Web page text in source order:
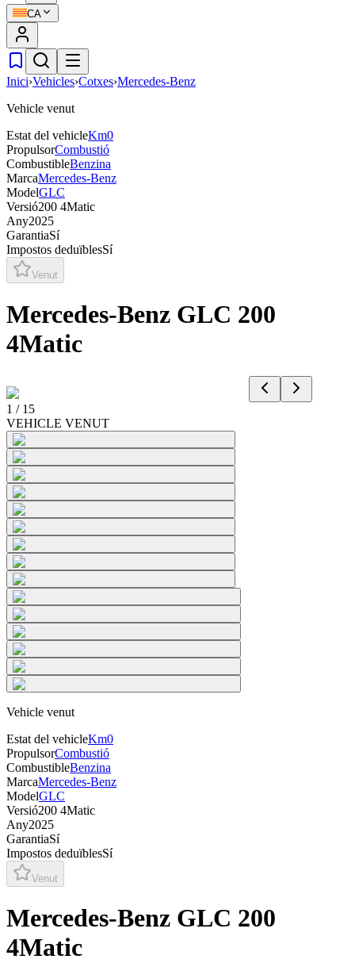
CA
Inici›Vehicles›Cotxes›Mercedes-Benz
Vehicle venut
Estat del vehicleKm0
PropulsorCombustió
CombustibleBenzina
MarcaMercedes-Benz
ModelGLC
Versió200 4Matic
Any2025
GarantiaSí
Impostos deduïblesSí
Venut
Mercedes-Benz GLC 200
4Matic
1 / 15
VEHICLE VENUT
Vehicle venut
Estat del vehicleKm0
PropulsorCombustió
CombustibleBenzina
MarcaMercedes-Benz
ModelGLC
Versió200 4Matic
Any2025
GarantiaSí
Impostos deduïblesSí
Venut
Mercedes-Benz GLC 200
4Matic